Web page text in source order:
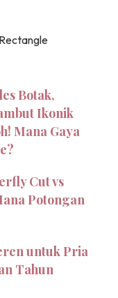
Botak,
Ikonik
Mana Gaya
Cut vs
Potongan
untuk Pria
Tahun